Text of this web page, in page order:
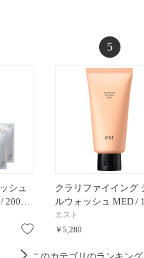
シュ
200…
お気に入り
5
クラリファイイング
ルウォッシュ MED /
エスト
￥5,280